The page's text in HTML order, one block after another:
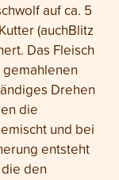
auf ca. 5
(auchBlitz
Das Fleisch
Drehen
die
und bei
entsteht
den